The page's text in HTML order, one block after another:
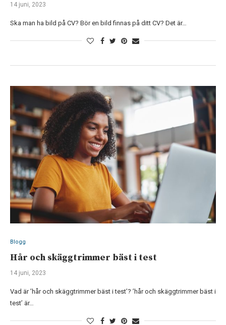
14 juni, 2023
Ska man ha bild på CV? Bör en bild finnas på ditt CV? Det är…
Blogg
Hår och skäggtrimmer bäst i test
14 juni, 2023
Vad är ’hår och skäggtrimmer bäst i test’? ’hår och skäggtrimmer bäst i
test’ är…